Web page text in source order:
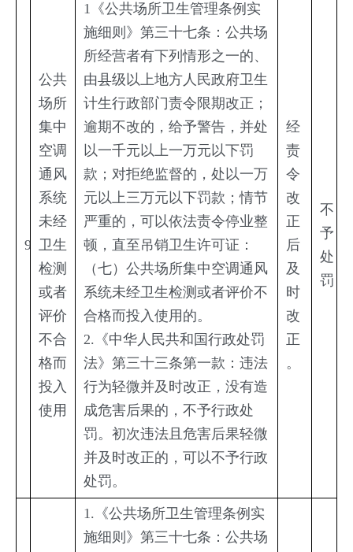
9
公共
场所
集中
空调
通风
系统
未经
卫生
检测
或者
评价
不合
格而
投入
使用
1《公共场所卫生管理条例实
施细则》第三十七条：公共场
所经营者有下列情形之一的、
由县级以上地方人民政府卫生
计生行政部门责令限期改正；
逾期不改的，给予警告，并处
以一千元以上一万元以下罚
款；对拒绝监督的，处以一万
元以上三万元以下罚款；情节
严重的，可以依法责令停业整
顿，直至吊销卫生许可证：
（七）公共场所集中空调通风
系统未经卫生检测或者评价不
合格而投入使用的。
2.《中华人民共和国行政处罚
法》第三十三条第一款：违法
行为轻微并及时改正，没有造
成危害后果的，不予行政处
罚。初次违法且危害后果轻微
并及时改正的，可以不予行政
处罚。
经
责
令
改
正
后
及
时
改
正
。
不
予
处
罚
1.《公共场所卫生管理条例实
施细则》第三十七条：公共场